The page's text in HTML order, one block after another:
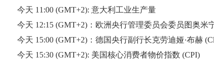
今天 11:00 (GMT+2): 意大利工业生产量
今天 12:15 (GMT+2)：欧洲央行管理委员会委员图奥米
今天 15:00 (GMT+2)：德国央行副行长克劳迪娅·布赫
今天 15:30 (GMT+2): 美国核心消费者物价指数 (CPI)